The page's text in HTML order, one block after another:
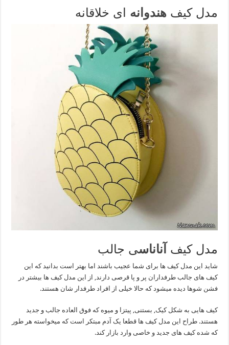
مدل کیفهندوانه ای خلاقانه
مدل کیف آناناسی جالب
شاید این مدل کیف ها برای شما عجیب باشند اما بهتر است بدانید که این
کیف های جالب طرفداران پر و پا قرصی دارند, از این مدل کیف ها بیشتر در
فشن شوها دیده میشود که حالا خیلی از افراد طرفدار شان هستند.
کیف هایی به شکل کیک, بستنی, پیتزا و میوه که فوق العاده جالب و جدید
هستند. طراح این مدل کیف ها قطعا یک آدم مبتکر است که میخواسته هر طور
که شده کیف های جدید و خاصی وارد بازار کند.